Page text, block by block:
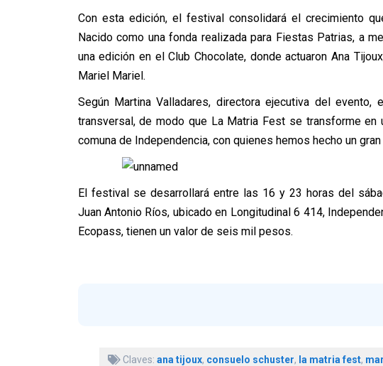
Con esta edición, el festival consolidará el crecimiento
Nacido como una fonda realizada para Fiestas Patrias, a
una edición en el Club Chocolate, donde actuaron Ana
Mariel Mariel.
Según Martina Valladares, directora ejecutiva del
transversal, de modo que La Matria Fest se transforme
comuna de Independencia, con quienes hemos hecho un
El festival se desarrollará entre las 16 y 23 horas del
Juan Antonio Ríos, ubicado en Longitudinal 6 414,
Ecopass, tienen un valor de seis mil pesos.
Claves: ana tijoux, consuelo schuster, la matria fest,